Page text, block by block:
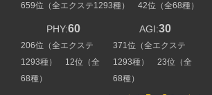
659位（全エクステ1293種） 42位（全68種）
PHY:60
206位（全エクステ
1293種） 12位（全
68種）
AGI:30
371位（全エクステ
1293種） 23位（全
68種）